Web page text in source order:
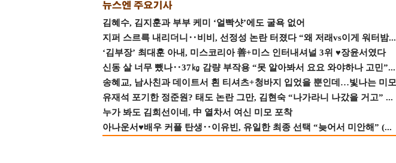
김혜수, 김지훈과 부부 케미 ‘얼빡샷’에도 굴욕 없어
지퍼 스르륵 내리더니‥비비, 선정성 논란 터졌다 “왜 저래vs이게 워터밤...
‘김부장’ 최대훈 아내, 미스코리아 善+미스 인터내셔널 3위 ♥장윤서였다
신동 살 너무 뺐나‥37㎏ 감량 부작용 “못 알아봐서 요요 와야하나 고민”...
송혜교, 남사친과 데이트서 흰 티셔츠+청바지 입었을 뿐인데…빛나는 미모
유재석 포기한 정준원? 태도 논란 그만, 김현숙 “나가라니 나갔을 거고” ...
누가 봐도 김희선이네, 中 열차서 여신 미모 포착
아나운서♥배우 커플 탄생‥이유빈, 유일한 최종 선택 “늦어서 미안해” (...